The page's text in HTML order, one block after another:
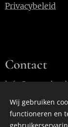
Privacybeleid
Contact
Wij gebruiken
functioneren en